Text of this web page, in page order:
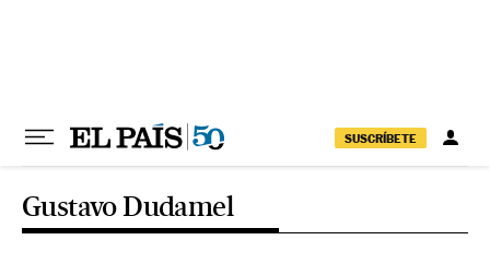
SUSCRÍBETE
Gustavo Dudamel